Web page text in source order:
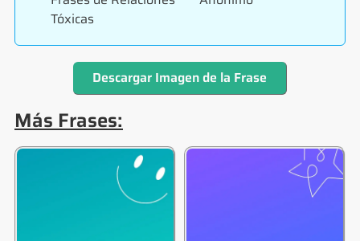
Tóxicas
Descargar Imagen de la Frase
Más Frases: